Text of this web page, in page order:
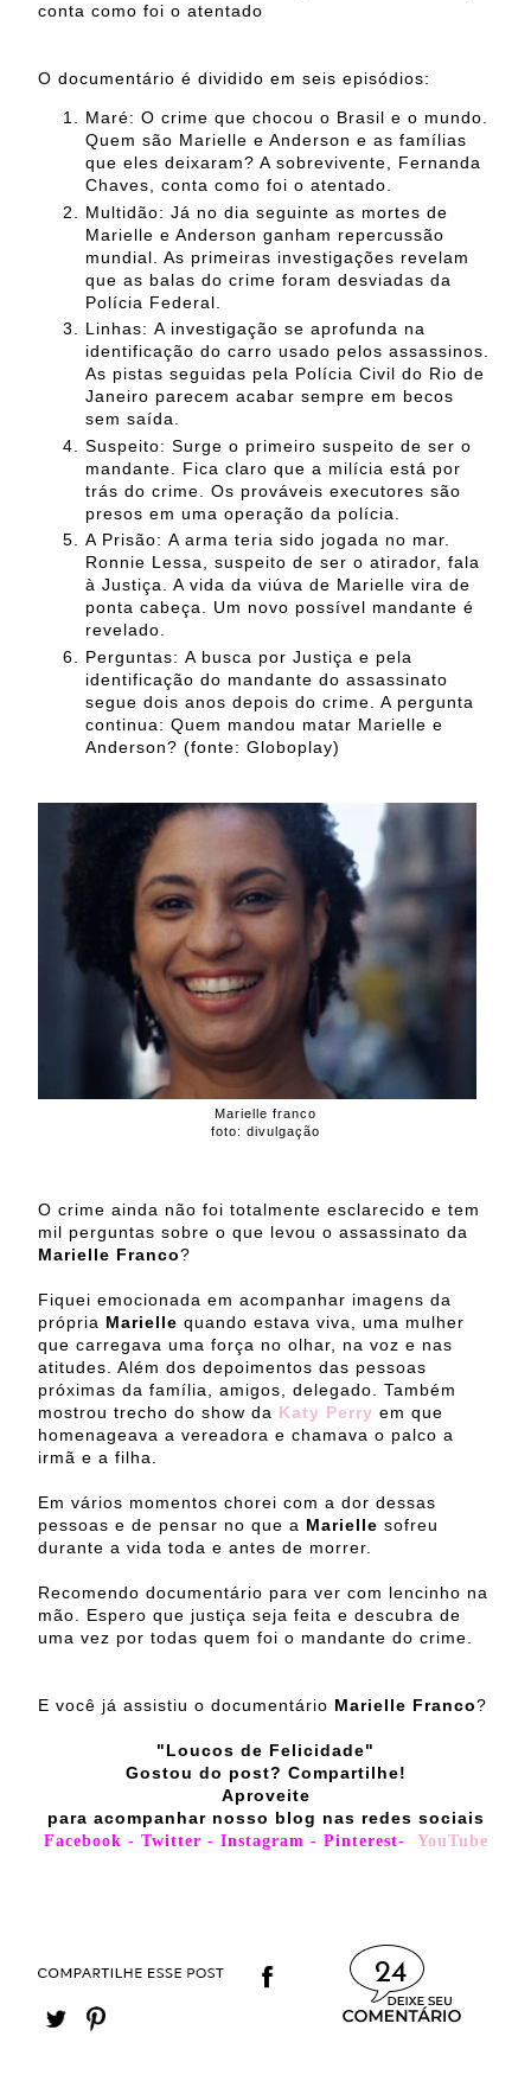
conta como foi o atentado
O documentário é dividido em seis episódios:
Maré: O crime que chocou o Brasil e o mundo.
Quem são Marielle e Anderson e as famílias
que eles deixaram? A sobrevivente, Fernanda
Chaves, conta como foi o atentado.
Multidão: Já no dia seguinte as mortes de
Marielle e Anderson ganham repercussão
mundial. As primeiras investigações revelam
que as balas do crime foram desviadas da
Polícia Federal.
Linhas: A investigação se aprofunda na
identificação do carro usado pelos assassinos.
As pistas seguidas pela Polícia Civil do Rio de
Janeiro parecem acabar sempre em becos
sem saída.
Suspeito: Surge o primeiro suspeito de ser o
mandante. Fica claro que a milícia está por
trás do crime. Os prováveis executores são
presos em uma operação da polícia.
A Prisão: A arma teria sido jogada no mar.
Ronnie Lessa, suspeito de ser o atirador, fala
à Justiça. A vida da viúva de Marielle vira de
ponta cabeça. Um novo possível mandante é
revelado.
Perguntas: A busca por Justiça e pela
identificação do mandante do assassinato
segue dois anos depois do crime. A pergunta
continua: Quem mandou matar Marielle e
Anderson? (fonte: Globoplay)
Marielle franco
foto: divulgação
O crime ainda não foi totalmente esclarecido e tem
mil perguntas sobre o que levou o assassinato da
Marielle Franco?
Fiquei emocionada em acompanhar imagens da
própria Marielle quando estava viva, uma mulher
que carregava uma força no olhar, na voz e nas
atitudes. Além dos depoimentos das pessoas
próximas da família, amigos, delegado. Também
mostrou trecho do show da Katy Perry em que
homenageava a vereadora e chamava o palco a
irmã e a filha.
Em vários momentos chorei com a dor dessas
pessoas e de pensar no que a Marielle sofreu
durante a vida toda e antes de morrer.
Recomendo documentário para ver com lencinho na
mão. Espero que justiça seja feita e descubra de
uma vez por todas quem foi o mandante do crime.
E você já assistiu o documentário Marielle Franco?
"Loucos de Felicidade"
Gostou do post? Compartilhe!
Aproveite
para acompanhar nosso blog nas redes sociais
Facebook - Twitter - Instagram - Pinterest- YouTube
24